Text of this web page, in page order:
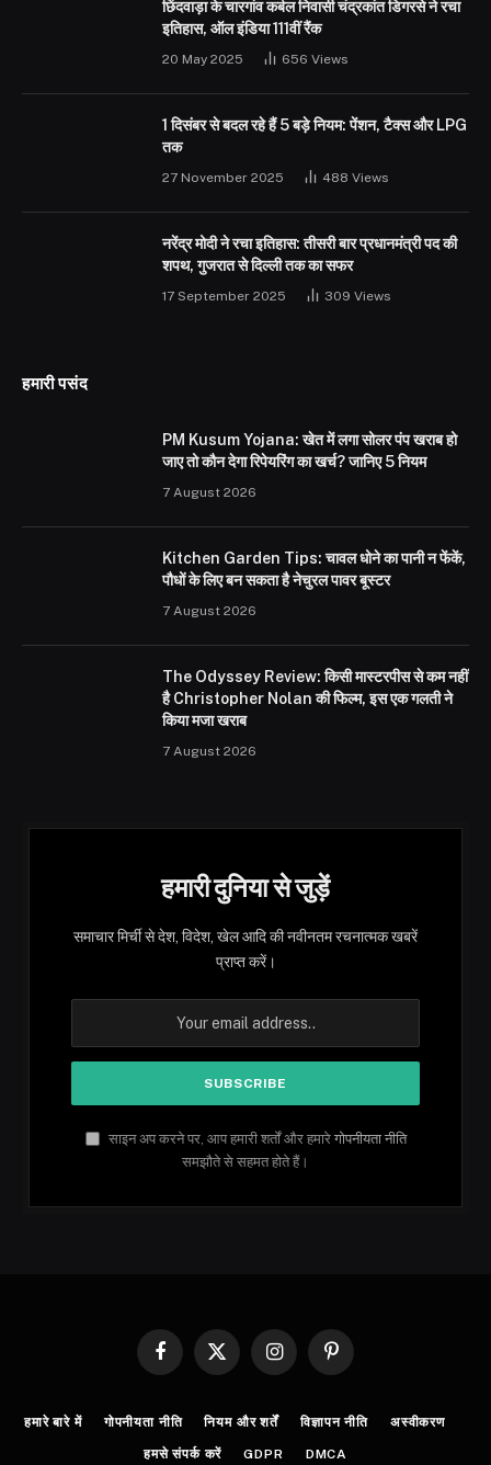
छिंदवाड़ा के चारगांव कर्बल निवासी चंद्रकांत डिगरसे ने रचा
इतिहास, ऑल इंडिया 111वीं रैंक
20 May 2025 656 Views
1 दिसंबर से बदल रहे हैं 5 बड़े नियम: पेंशन, टैक्स और LPG
तक
27 November 2025 488 Views
नरेंद्र मोदी ने रचा इतिहास: तीसरी बार प्रधानमंत्री पद की
शपथ, गुजरात से दिल्ली तक का सफर
17 September 2025 309 Views
हमारी पसंद
PM Kusum Yojana: खेत में लगा सोलर पंप खराब हो
जाए तो कौन देगा रिपेयरिंग का खर्च? जानिए 5 नियम
7 August 2026
Kitchen Garden Tips: चावल धोने का पानी न फेंकें,
पौधों के लिए बन सकता है नेचुरल पावर बूस्टर
7 August 2026
The Odyssey Review: किसी मास्टरपीस से कम नहीं
है Christopher Nolan की फिल्म, इस एक गलती ने
किया मजा खराब
7 August 2026
हमारी दुनिया से जुड़ें
समाचार मिर्ची से देश, विदेश, खेल आदि की नवीनतम रचनात्मक खबरें
प्राप्त करें।
साइन अप करने पर, आप हमारी शर्तों और हमारे गोपनीयता नीति
समझौते से सहमत होते हैं।
Facebook
X
InstagramPinterest
हमारे बारे में गोपनीयता नीति नियम और शर्तें विज्ञापन नीति अस्वीकरण
हमसे संपर्क करें GDPR DMCA